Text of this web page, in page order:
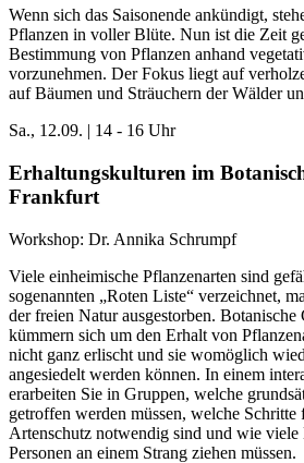
Wenn sich das Saisonende ankündigt,
Pflanzen in voller Blüte. Nun ist die Zeit
Bestimmung von Pflanzen anhand
vorzunehmen. Der Fokus liegt auf
auf Bäumen und Sträuchern der Wälder
Sa., 12.09. | 14 - 16 Uhr
Erhaltungskulturen im
Frankfurt
Workshop: Dr. Annika Schrumpf
Viele einheimische Pflanzenarten sind
sogenannten „Roten Liste“ verzeichnet,
der freien Natur ausgestorben.
kümmern sich um den Erhalt von
nicht ganz erlischt und sie womöglich
angesiedelt werden können. In einem
erarbeiten Sie in Gruppen, welche
getroffen werden müssen, welche
Artenschutz notwendig sind und wie viele
Personen an einem Strang ziehen müssen.